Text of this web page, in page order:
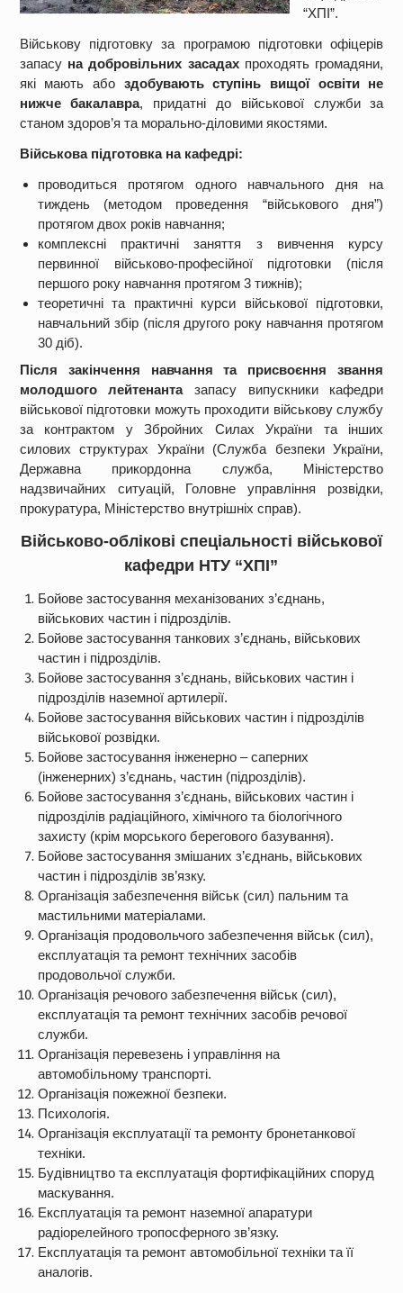
“ХПІ”.
Військову підготовку за програмою підготовки офіцерів
запасу на добровільних засадахпроходять громадяни,
які мають або здобувають ступінь вищої освіти не
нижче бакалавра, придатні до військової служби за
станом здоров’я та морально-діловими якостями.
Військова підготовка на кафедрі:
проводиться протягом одного навчального дня на
тиждень (методом проведення “військового дня”)
протягом двох років навчання;
комплексні практичні заняття з вивчення курсу
первинної військово-професійної підготовки (після
першого року навчання протягом 3 тижнів);
теоретичні та практичні курси військової підготовки,
навчальний збір (після другого року навчання протягом
30 діб).
Після закінчення навчання та присвоєння звання
молодшого лейтенантазапасу випускники кафедри
військової підготовки можуть проходити військову службу
за контрактом у Збройних Силах України та інших
силових структурах України (Служба безпеки України,
Державна прикордонна служба, Міністерство
надзвичайних ситуацій, Головне управління розвідки,
прокуратура, Міністерство внутрішніх справ).
Військово-облікові спеціальності військової
кафедри НТУ “ХПІ”
Бойове застосування механізованих з’єднань,
військових частин і підрозділів.
Бойове застосування танкових з’єднань, військових
частин і підрозділів.
Бойове застосування з’єднань, військових частин і
підрозділів наземної артилерії.
Бойове застосування військових частин і підрозділів
військової розвідки.
Бойове застосування інженерно – саперних
(інженерних) з’єднань, частин (підрозділів).
Бойове застосування з’єднань, військових частин і
підрозділів радіаційного, хімічного та біологічного
захисту (крім морського берегового базування).
Бойове застосування змішаних з’єднань, військових
частин і підрозділів зв’язку.
Організація забезпечення військ (сил) пальним та
мастильними матеріалами.
Організація продовольчого забезпечення військ (сил),
експлуатація та ремонт технічних засобів
продовольчої служби.
Організація речового забезпечення військ (сил),
експлуатація та ремонт технічних засобів речової
служби.
Організація перевезень і управління на
автомобільному транспорті.
Організація пожежної безпеки.
Психологія.
Організація експлуатації та ремонту бронетанкової
техніки.
Будівництво та експлуатація фортифікаційних споруд
маскування.
Експлуатація та ремонт наземної апаратури
радіорелейного тропосферного зв’язку.
Експлуатація та ремонт автомобільної техніки та її
аналогів.